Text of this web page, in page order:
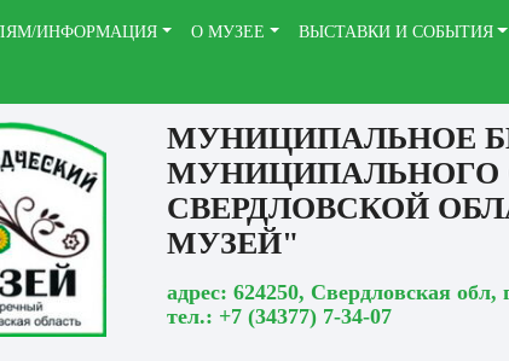
МУНИЦИПАЛЬНОЕ
МУНИЦИПАЛЬНОГО
СВЕРДЛОВСКОЙ
МУЗЕЙ"
адрес: 624250, Свердловская
тел.: +7 (34377) 7-34-07
ИНФОРМАЦИЯ О МУЗЕЕ ВЫСТАВКИ И СОБЫТИЯ